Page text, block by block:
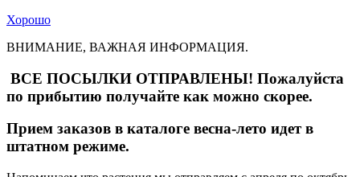
Хорошо
ВНИМАНИЕ, ВАЖНАЯ ИНФОРМАЦИЯ.
ВСЕ ПОСЫЛКИ ОТПРАВЛЕНЫ! Пожалуйста
по прибытию получайте как можно скорее.
Прием заказов в каталоге весна-лето идет в
штатном режиме.